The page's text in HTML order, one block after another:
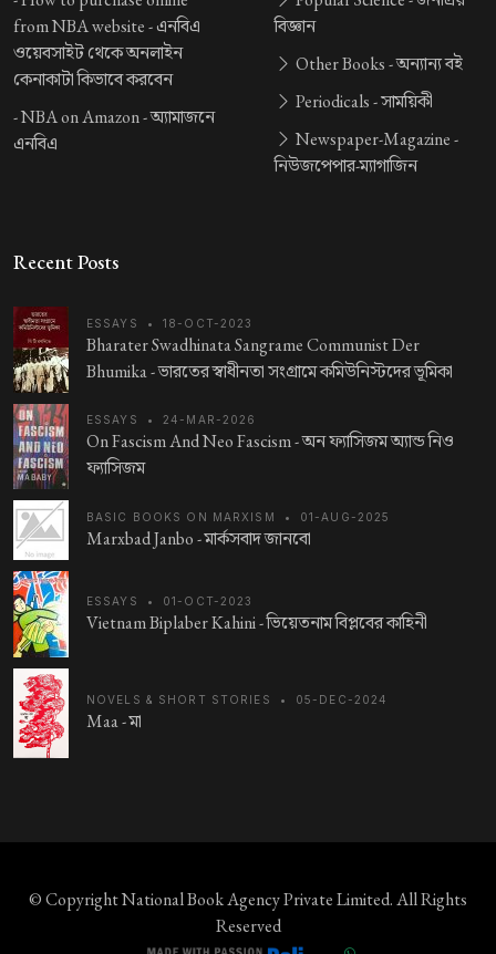
from NBA website -এনবিএ
ওয়েবসাইট থেকে অনলাইন
কেনাকাটা কিভাবে করবেন
-NBA on Amazon -অ্যামাজনে
এনবিএ
বিজ্ঞান
Other Books -অন্যান্য বই
Periodicals -সাময়িকী
Newspaper-Magazine -
নিউজপেপার-ম্যাগাজিন
Recent Posts
ESSAYS • 18-OCT-2023
Bharater Swadhinata Sangrame Communist Der
Bhumika -ভারতের স্বাধীনতা সংগ্রামে কমিউনিস্টদের ভূমিকা
ESSAYS • 24-MAR-2026
On Fascism And Neo Fascism -অন ফ্যাসিজম অ্যান্ড নিও
ফ্যাসিজম
BASIC BOOKS ON MARXISM • 01-AUG-2025
Marxbad Janbo -মার্কসবাদ জানবো
ESSAYS • 01-OCT-2023
Vietnam Biplaber Kahini -ভিয়েতনাম বিপ্লবের কাহিনী
NOVELS & SHORT STORIES • 05-DEC-2024
Maa -মা
© CopyrightNational Book Agency Private Limited. All Rights
Reserved